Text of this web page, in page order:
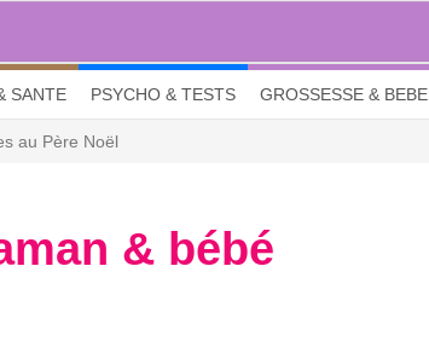
SANTE PSYCHO & TESTS GROSSESSE & BEBE
au Père Noël
& bébé